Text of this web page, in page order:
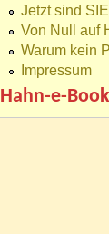
Jetzt sind
Von Null auf
Warum kein
Impressum
Hahn-e-